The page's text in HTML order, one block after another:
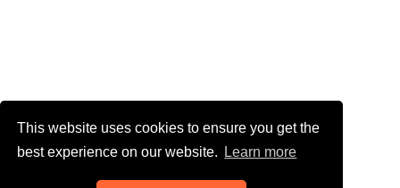
This website uses cookies to ensure you get the
best experience on our website.
Learn more